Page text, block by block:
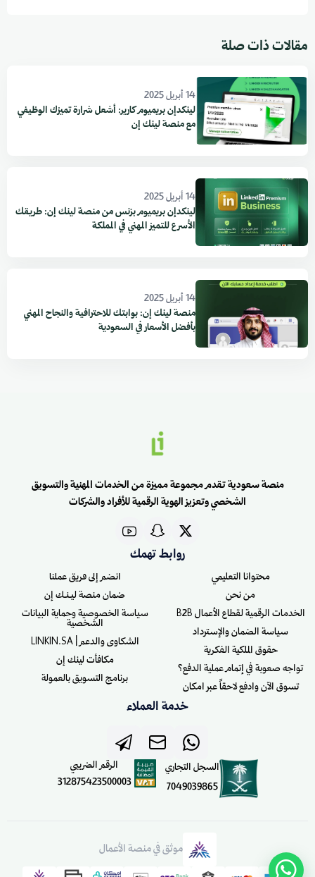
مقالات ذات صلة
14 أبريل 2025
لينكدإن بريميوم كارير: أشعل شرارة تميزك الوظيفي
مع منصة لينك إن
14 أبريل 2025
لينكدإن بريميوم بزنس من منصة لينك إن: طريقك
الأسرع للتميز المهني في المملكة
14 أبريل 2025
منصة لينك إن: بوابتك للاحترافية والنجاح المهني
بأفضل الأسعار في السعودية
منصة سعودية تقدم مجموعة مميزة من الخدمات المهنية والتسويق
الشخصي وتعزيز الهوية الرقمية للأفراد والشركات
روابط تهمك
محتوانا التعليمي
من نحن
الخدمات الرقمية لقطاع الأعمال B2B
سياسة الضمان والإسترداد
حقوق الملكية الفكرية
تواجه صعوبة في إتمام عملية الدفع؟
تسوق الآن وادفع لاحقاً عبر امكان
انضم إلى فريق عملنا
ضمان منصة ليـنـك إن
سياسة الخصوصية وحماية البيانات
الشخصية
الشكاوى والدعم | LINKIN.SA
مكافأت لينك إن
برنامج التسويق بالعمولة
خدمة العملاء
السجل التجاري
7049039865
الرقم الضريبي
312875423500003
موثق في منصة الأعمال